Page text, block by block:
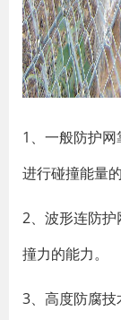
1、一般防护
进行碰撞能量的
2、波形连防
撞力的能力。
3、高度防腐